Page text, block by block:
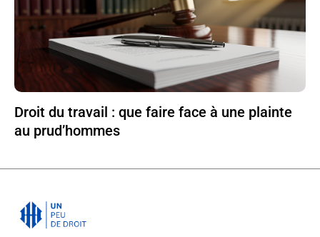
Droit du travail : que faire face à une plainte
au prud’hommes